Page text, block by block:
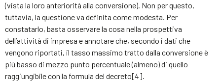
(vista la loro anteriorità alla conversione). Non per questo,
tuttavia, la questione va definita come modesta. Per
constatarlo, basta osservare la cosa nella prospettiva
dell’attività di impresa e annotare che, secondo i dati che
vengono riportati, il tasso massimo tratto dalla conversione è
più basso di mezzo punto percentuale (almeno) di quello
raggiungibile con la formula del decreto[4].